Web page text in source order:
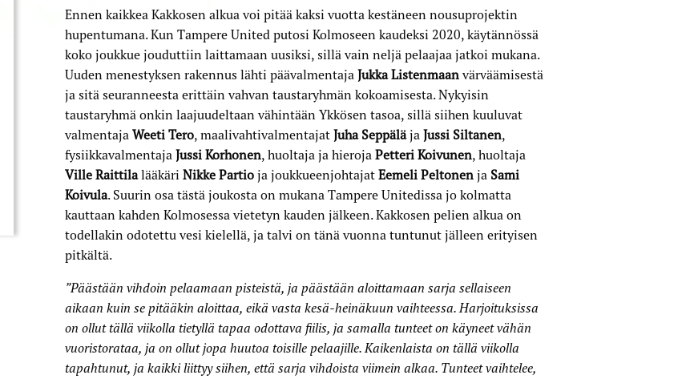
Ennen kaikkea Kakkosen alkua voi pitää kaksi vuotta kestäneen nousuprojektin
hupentumana. Kun Tampere United putosi Kolmoseen kaudeksi 2020, käytännössä
koko joukkue jouduttiin laittamaan uusiksi, sillä vain neljä pelaajaa jatkoi mukana.
Uuden menestyksen rakennus lähti päävalmentajaJukka Listenmaan värväämisestä
ja sitä seuranneesta erittäin vahvan taustaryhmän kokoamisesta. Nykyisin
taustaryhmä onkin laajuudeltaan vähintään Ykkösen tasoa, sillä siihen kuuluvat
valmentajaWeeti Tero, maalivahtivalmentajatJuha SeppäläjaJussi Siltanen,
fysiikkavalmentajaJussi Korhonen, huoltaja ja hierojaPetteri Koivunen, huoltaja
Ville RaittilalääkäriNikke Partio ja joukkueenjohtajatEemeli Peltonen ja Sami
Koivula. Suurin osa tästä joukosta on mukana Tampere Unitedissa jo kolmatta
kauttaan kahden Kolmosessa vietetyn kauden jälkeen. Kakkosen pelien alkua on
todellakin odotettu vesi kielellä, ja talvi on tänä vuonna tuntunut jälleen erityisen
pitkältä.
”Päästään vihdoin pelaamaan pisteistä, ja päästään aloittamaan sarja sellaiseen
aikaan kuin se pitääkin aloittaa, eikä vasta kesä-heinäkuun vaihteessa. Harjoituksissa
on ollut tällä viikolla tietyllä tapaa odottava fiilis, ja samalla tunteet on käyneet vähän
vuoristorataa, ja on ollut jopa huutoa toisille pelaajille. Kaikenlaista on tällä viikolla
tapahtunut, ja kaikki liittyy siihen, että sarja vihdoista viimein alkaa. Tunteet vaihtelee,